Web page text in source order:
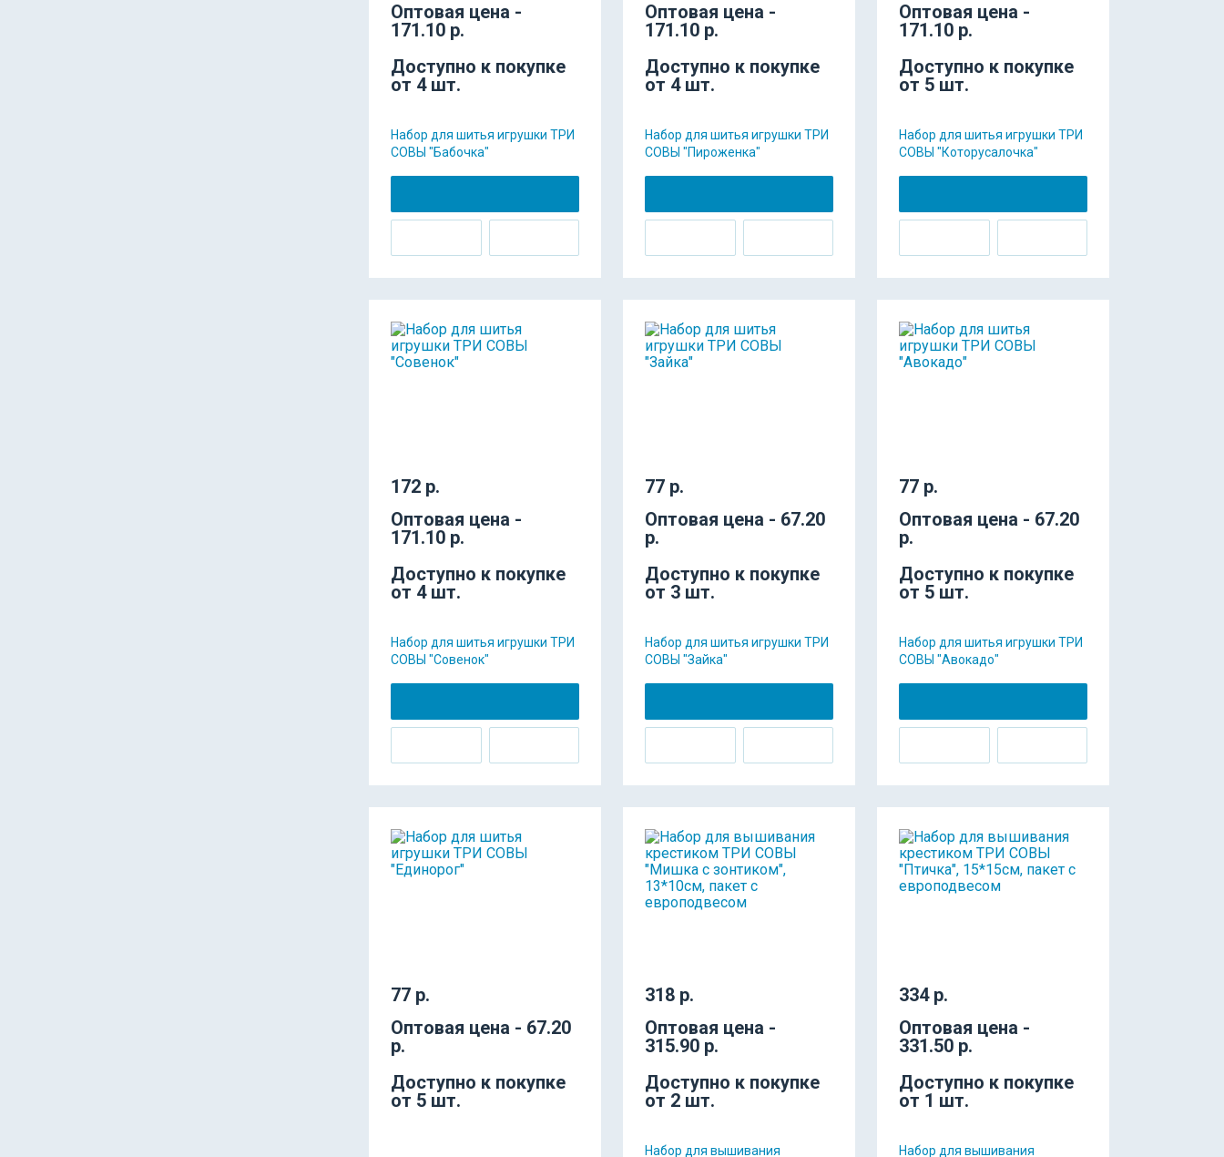
Оптовая цена -
171.10 р.
Доступно к покупке
от 4 шт.
Набор для шитья игрушки ТРИ
СОВЫ "Бабочка"
Оптовая цена -
171.10 р.
Доступно к покупке
от 4 шт.
Набор для шитья игрушки ТРИ
СОВЫ "Пироженка"
Оптовая цена -
171.10 р.
Доступно к покупке
от 5 шт.
Набор для шитья игрушки ТРИ
СОВЫ "Которусалочка"
172 р.
Оптовая цена -
171.10 р.
Доступно к покупке
от 4 шт.
Набор для шитья игрушки ТРИ
СОВЫ "Совенок"
77 р.
Оптовая цена - 67.20
р.
Доступно к покупке
от 3 шт.
Набор для шитья игрушки ТРИ
СОВЫ "Зайка"
77 р.
Оптовая цена - 67.20
р.
Доступно к покупке
от 5 шт.
Набор для шитья игрушки ТРИ
СОВЫ "Авокадо"
77 р.
Оптовая цена - 67.20
р.
Доступно к покупке
от 5 шт.
318 р.
Оптовая цена -
315.90 р.
Доступно к покупке
от 2 шт.
Набор для вышивания
334 р.
Оптовая цена -
331.50 р.
Доступно к покупке
от 1 шт.
Набор для вышивания